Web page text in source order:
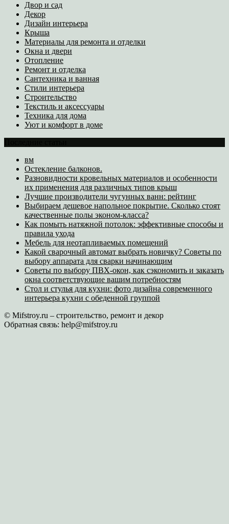
Двор и сад
Декор
Дизайн интерьера
Крыша
Материалы для ремонта и отделки
Окна и двери
Отопление
Ремонт и отделка
Сантехника и ванная
Стили интерьера
Строительство
Текстиль и аксессуары
Техника для дома
Уют и комфорт в доме
вм
Остекление балконов.
Разновидности кровельных материалов и особенности
их применения для различных типов крыш
Лучшие производители чугунных ванн: рейтинг
Выбираем дешевое напольное покрытие. Сколько стоят
качественные полы эконом-класса?
Как помыть натяжной потолок: эффективные способы и
правила ухода
Мебель для неотапливаемых помещений
Какой сварочный автомат выбрать новичку? Советы по
выбору аппарата для сварки начинающим
Советы по выбору ПВХ-окон, как сэкономить и заказать
окна соответствующие вашим потребностям
Стол и стулья для кухни: фото дизайна современного
интерьера кухни с обеденной группой
© Mifstroy.ru – строительство, ремонт и декор
Обратная связь: help@mifstroy.ru